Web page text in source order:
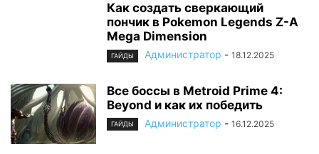
Как создать сверкающий
пончик в Pokemon Legends Z-A
Mega Dimension
ГАЙДЫ Администратор - 18.12.2025
Все боссы в Metroid Prime 4:
Beyond и как их победить
ГАЙДЫ Администратор - 16.12.2025